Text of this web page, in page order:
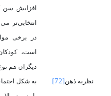
افزایش سن
انتخابی‌تر
در برخی
است،
دیگران هم
نظریه ذهن[72] به شکل